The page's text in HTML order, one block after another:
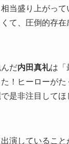
当盛り上がって
て、圧倒的存
だ内田真礼は「
！ヒーローがた
是非注目してほ
演しているこ